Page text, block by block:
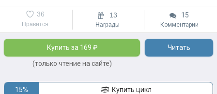
Нравится
36 13
Награды
15
Комментарии
Купить за 169 ₽
(только чтение на сайте)
Читать
15% Купить цикл